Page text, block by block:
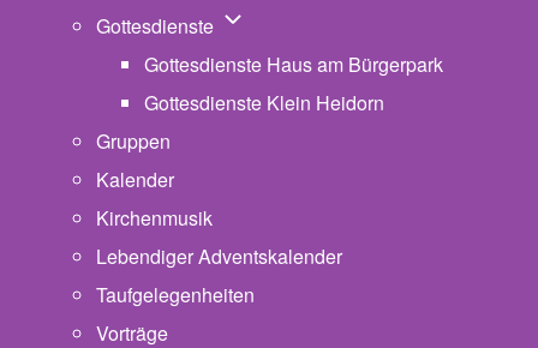
Gottesdienste Unternavigation von Gottesdienste
Gottesdienste Haus am Bürgerpark
Gottesdienste Klein Heidorn
Gruppen
Kalender
Kirchenmusik
Lebendiger Adventskalender
Taufgelegenheiten
Vorträge